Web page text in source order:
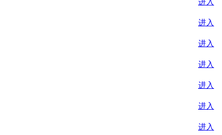
进入
进入
进入
进入
进入
进入
进入